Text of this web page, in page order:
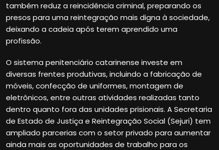
também reduz a reincidência criminal, preparando os
presos para uma reintegração mais digna à sociedade,
deixando a cadeia após terem aprendido uma
profissão.
O sistema penitenciário catarinense investe em
diversas frentes produtivas, incluindo a fabricação de
móveis, confecção de uniformes, montagem de
eletrônicos, entre outras atividades realizadas tanto
dentro quanto fora das unidades prisionais. A Secretaria
de Estado de Justiça e Reintegração Social (Sejuri) tem
ampliado parcerias com o setor privado para aumentar
ainda mais as oportunidades de trabalho para os